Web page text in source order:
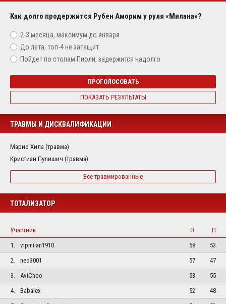
Как долго продержится Рубен Аморим у руля «Милана»?
2-3 месяца, максимум до января
До лета, топ-4 не затащит
Пойдет по стопам Пиоли, задержится надолго
ПРОГОЛОСОВАТЬ
ПОКАЗАТЬ РЕЗУЛЬТАТЫ
ТРАВМЫ И ДИСКВАЛИФИКАЦИИ
Марио Хила (травма)
Кристиан Пулишич (травма)
Все травмированные
ТОТАЛИЗАТОР
Участник О
П
1.
vipmilan1910 58
53
2.
neo3001 57
47
3.
AviChoo 53
55
4.
Babalex 52
48